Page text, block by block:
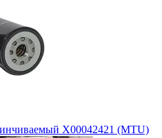
X00042421 (MTU)